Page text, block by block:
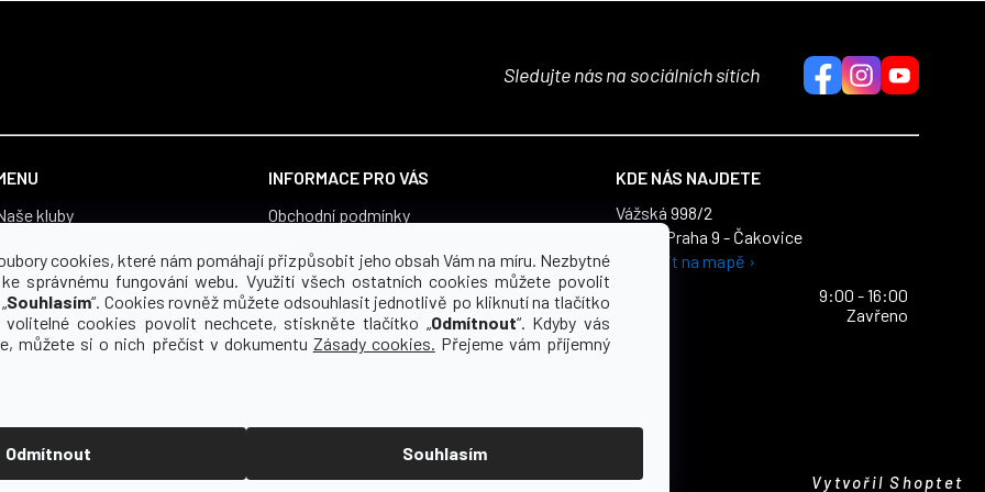
cookies, které nám pomáhají přizpůsobit jeho obsah Vám na míru. Nezbytné
správnému fungování webu. Využití všech ostatních cookies můžete povolit
Souhlasím“. Cookies rovněž můžete odsouhlasit jednotlivě po kliknutí na tlačítko
volitelné cookies povolit nechcete, stiskněte tlačítko „Odmítnout“. Kdyby vás
můžete si o nich přečíst v dokumentu Zásady cookies. Přejeme vám příjemný
Odmítnout Souhlasím
Sledujte nás na sociálních sítích
kluby
yourclub
koho se staráme
INFORMACE PRO VÁS
Obchodní podmínky
Souhlas se zpracováním osobních údajů
Reklamace a vrácení zboží
Pro média
KDE NÁS NAJDETE
Vážská 998/2
196 00 Praha 9 - Čakovice
Zobrazit na mapě ›
9:00 - 16:00
Zavřeno
Vytvořil Shoptet
Upravit nastavení cookies